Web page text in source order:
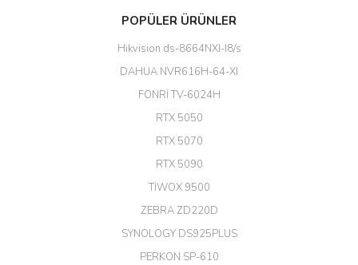
Başarılı. Bu vasıfta bir ürünü bu
kadar uygun fiyata bulabilmek
büyük şans. Güvenliticaret
(HIKVISION DS-3E0326P-E/M(B)
EROL ÇAKMAK | 26/12/2025
POPÜLER ÜRÜNLER
Hikvision ds-8664NXI-I8/s
DAHUA NVR616H-64-XI
FONRİ TV-6024H
RTX 5050
RTX 5070
RTX 5090
TİWOX 9500
ZEBRA ZD220D
SYNOLOGY DS925PLUS
PERKON SP-610